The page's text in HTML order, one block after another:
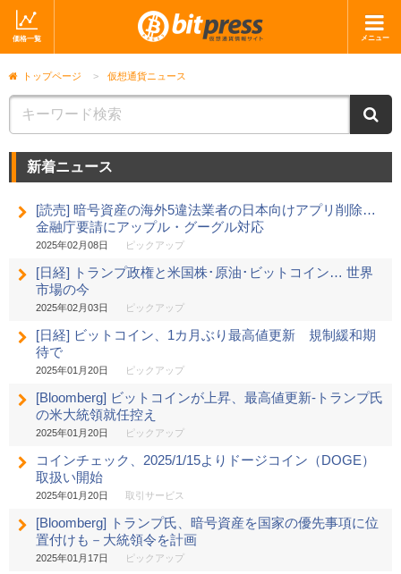
価格一覧 メニュー
ホーム
取引会社
ショップ
トップページ > 仮想通貨ニュース
新着ニュース
[読売] 暗号資産の海外5違法業者の日本向けアプリ削除…
金融庁要請にアップル・グーグル対応
2025年02月08日 ピックアップ
[日経] トランプ政権と米国株･原油･ビットコイン… 世界
市場の今
2025年02月03日 ピックアップ
[日経] ビットコイン、1カ月ぶり最高値更新 規制緩和期
待で
2025年01月20日 ピックアップ
[Bloomberg] ビットコインが上昇、最高値更新-トランプ氏
の米大統領就任控え
2025年01月20日 ピックアップ
コインチェック、2025/1/15よりドージコイン（DOGE）
取扱い開始
2025年01月20日 取引サービス
[Bloomberg] トランプ氏、暗号資産を国家の優先事項に位
置付けも－大統領令を計画
2025年01月17日 ピックアップ